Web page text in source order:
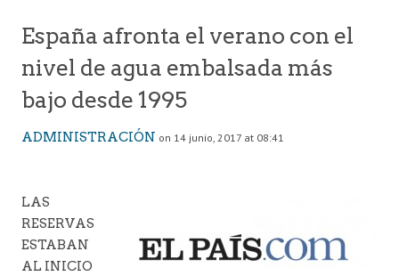
España afronta el verano con el
nivel de agua embalsada más
bajo desde 1995
ADMINISTRACIÓN on 14 junio, 2017 at 08:41
LAS
RESERVAS
ESTABAN
AL INICIO